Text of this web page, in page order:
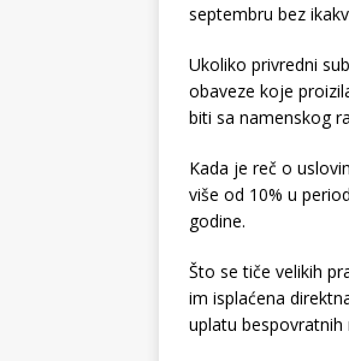
septembru bez
Ukoliko privredni
obaveze koje
biti sa namenskog
Kada je reč o
više od 10% u
godine.
Što se tiče velikih
im isplaćena
uplatu bespovratnih